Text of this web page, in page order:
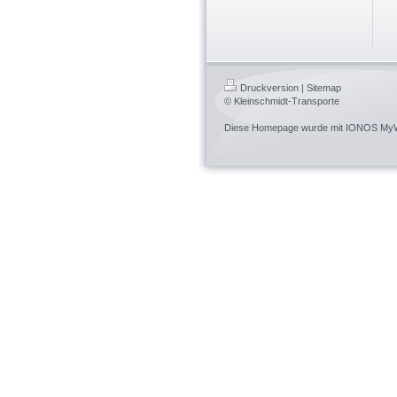
Druckversion | Sitemap
© Kleinschmidt-Transporte
Diese Homepage wurde mit IONOS